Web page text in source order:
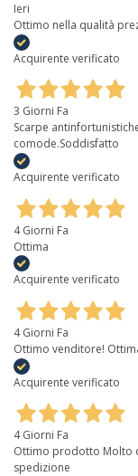
Ieri
Ottimo nella qualità
Acquirente verificato
3 Giorni Fa
Scarpe
comode.Soddisfatto
Acquirente verificato
4 Giorni Fa
Ottima
Acquirente verificato
4 Giorni Fa
Ottimo venditore!
Acquirente verificato
4 Giorni Fa
Ottimo prodotto Molto
spedizione